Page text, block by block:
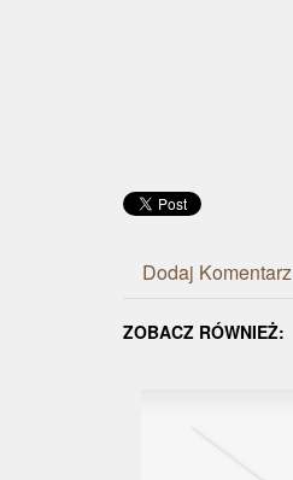
Dodaj Komentarz
ZOBACZ RÓWNIEŻ: